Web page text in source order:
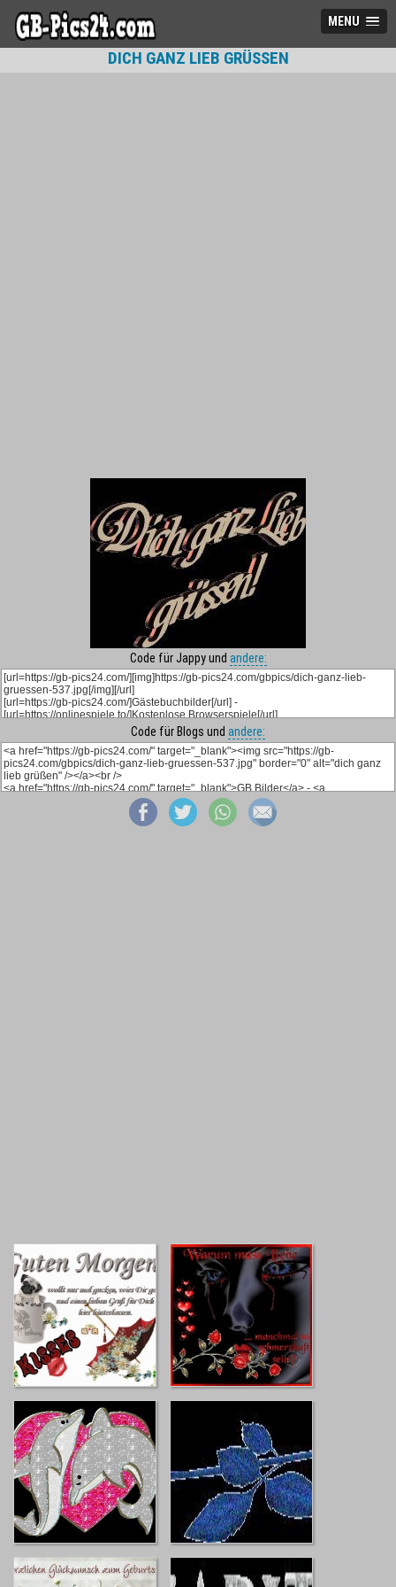
MENU
DICH GANZ LIEB GRÜSSEN
Code für Jappy und andere:
Code für Blogs und andere: